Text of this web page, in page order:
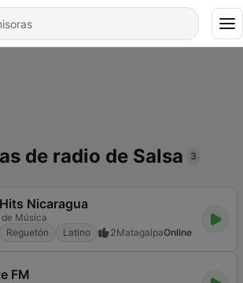
de radio de Salsa 3
Nicaragua
Música
Reguetón Latino 2MatagalpaOnline
FM